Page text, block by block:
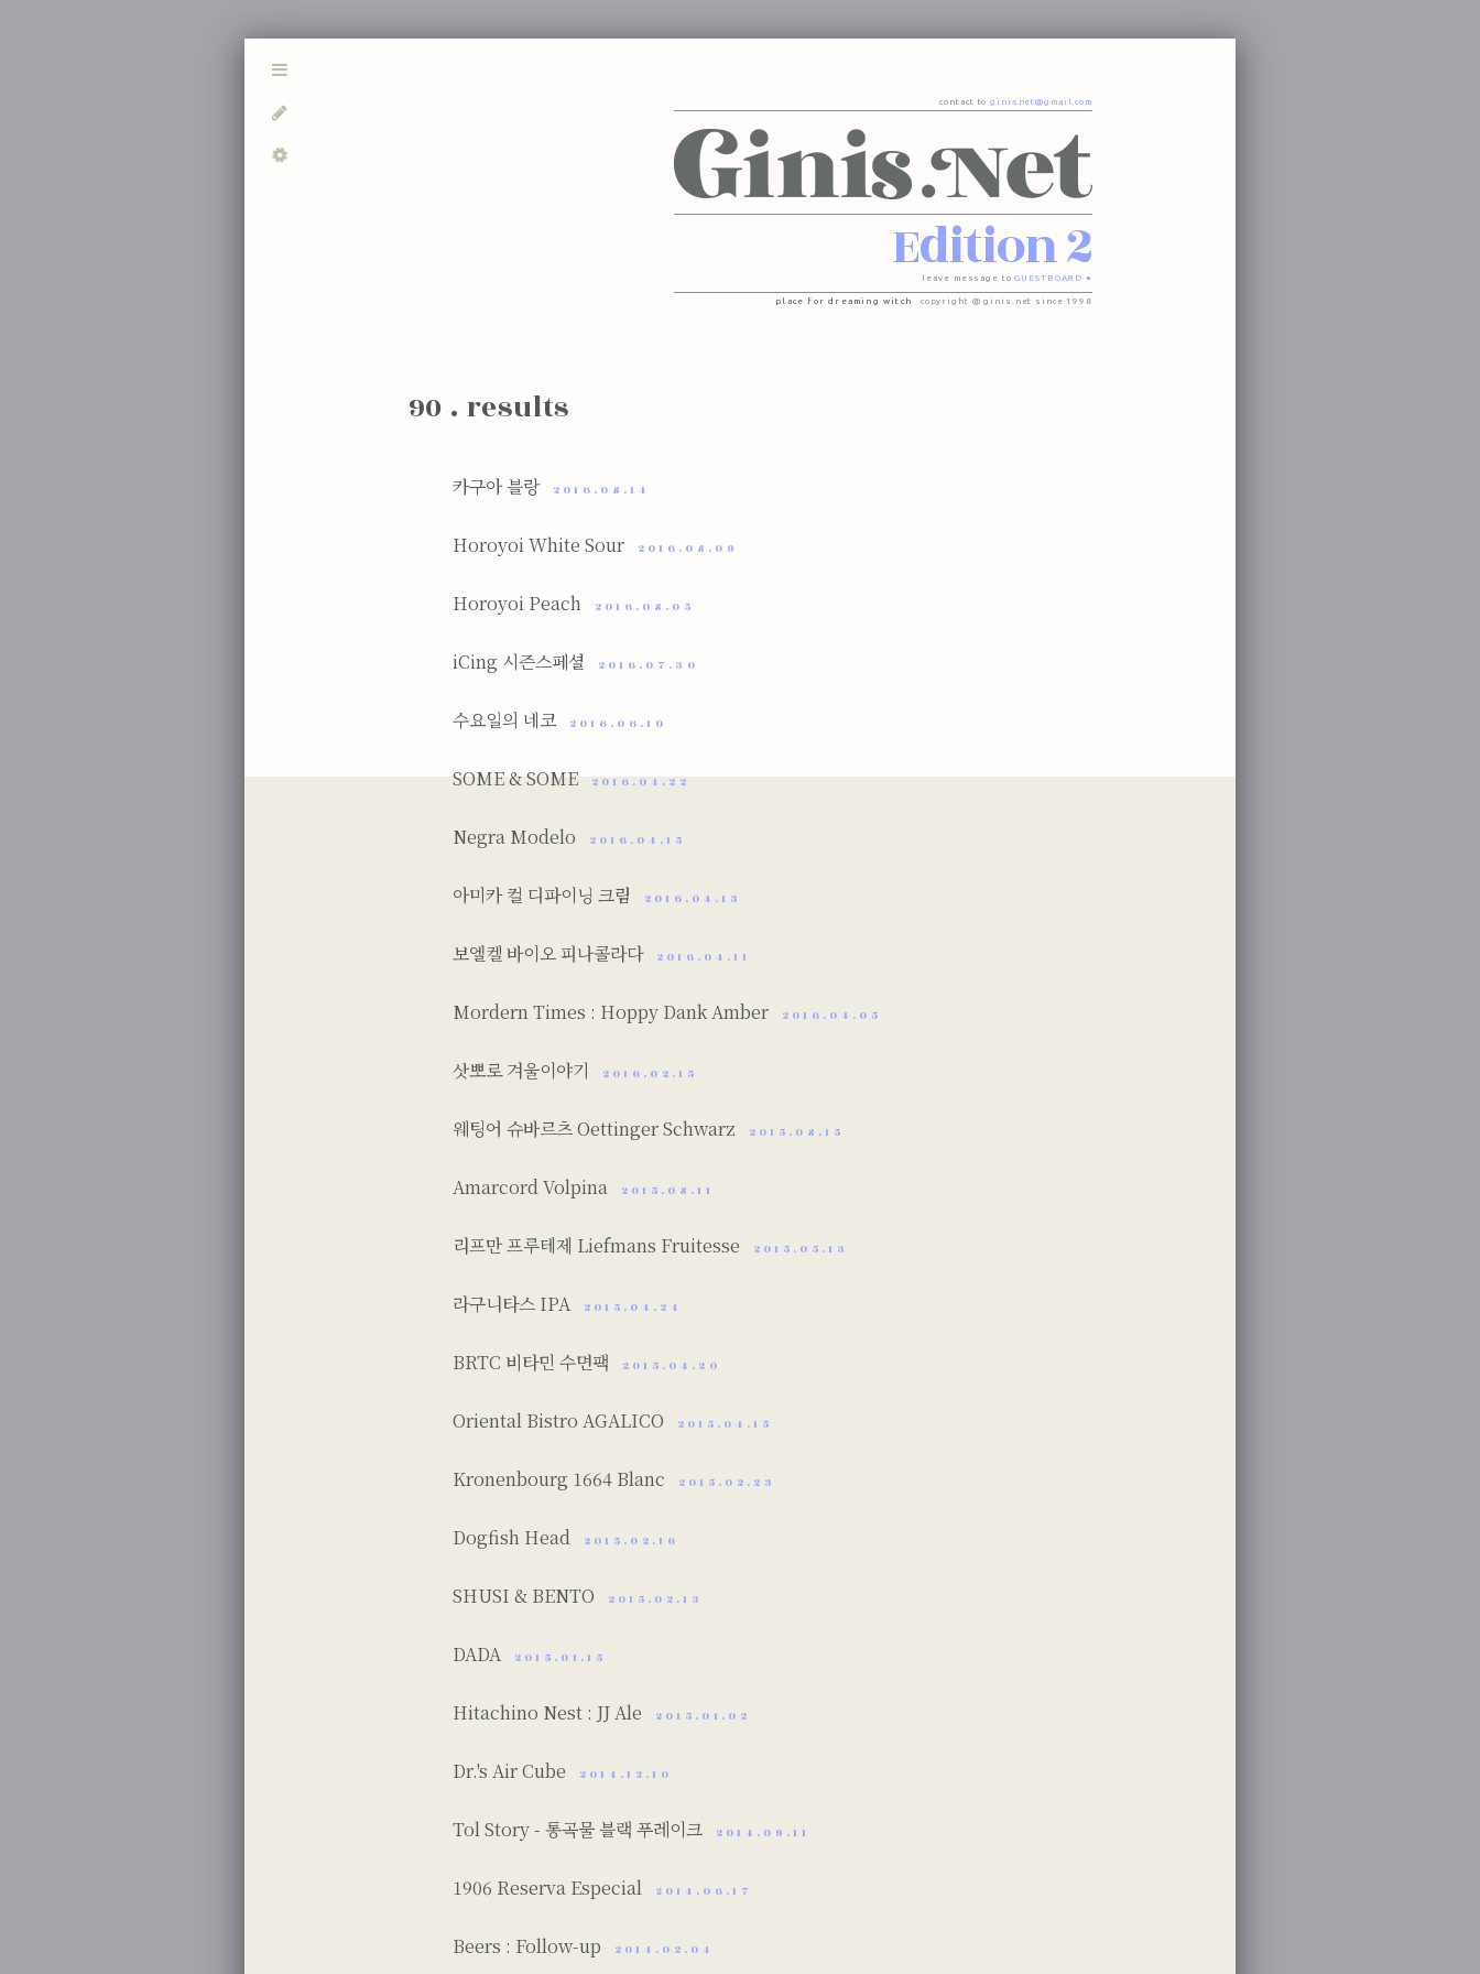
contact toginisnet@gmail.com
Edition 2
leave message toGUESTBOARD ●
place for dreaming witch copyright @ ginis.net since 1998
90 . results
카구아 블랑 2016.08.14
Horoyoi White Sour 2016.08.09
Horoyoi Peach 2016.08.05
iCing 시즌스페셜 2016.07.30
수요일의 네코 2016.06.10
SOME & SOME2016.04.22
Negra Modelo 2016.04.15
아미카 컬 디파이닝 크림 2016.04.13
보엘켈 바이오 피나콜라다 2016.04.11
Mordern Times : Hoppy Dank Amber 2016.04.05
삿뽀로 겨울이야기 2016.02.15
웨팅어 슈바르츠 Oettinger Schwarz 2015.08.15
Amarcord Volpina 2015.08.11
리프만 프루테제 Liefmans Fruitesse 2015.05.13
라구니타스 IPA 2015.04.24
BRTC 비타민 수면팩 2015.04.20
Oriental Bistro AGALICO 2015.04.15
Kronenbourg 1664 Blanc 2015.02.23
Dogfish Head 2015.02.16
SHUSI & BENTO 2015.02.13
DADA 2015.01.15
Hitachino Nest : JJ Ale 2015.01.02
Dr.'s Air Cube 2014.12.10
Tol Story - 통곡물 블랙 푸레이크 2014.09.11
1906 Reserva Especial 2014.06.17
Beers : Follow-up 2014.02.04